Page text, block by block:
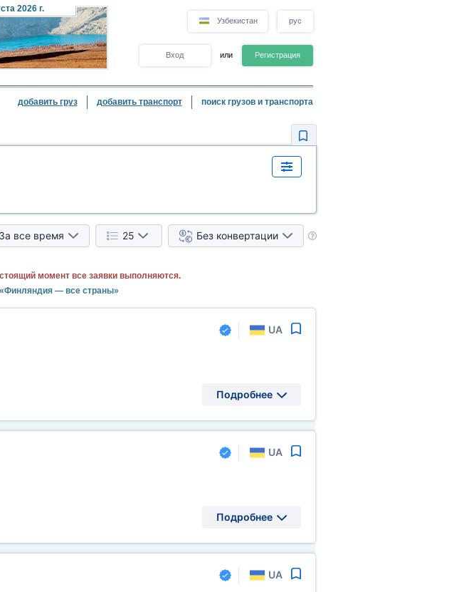
2026 г.
Узбекистан рус
Вход или Регистрация
добавить груз добавить транспорт поиск грузов и транспорта
За все время 25 Без конвертации
момент все заявки выполняются.
— все страны»
UA
Подробнее
UA
Подробнее
UA